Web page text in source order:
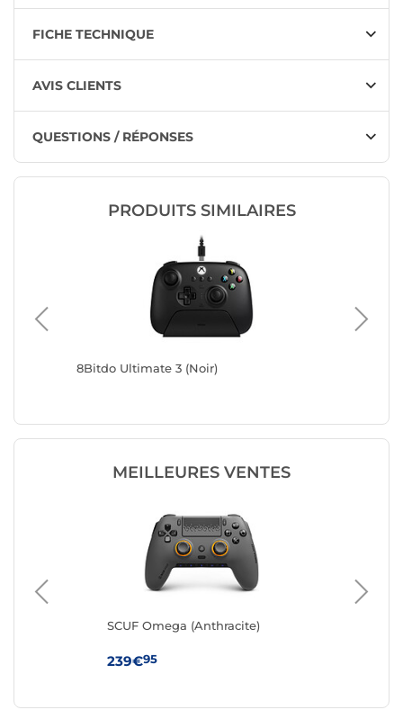
FICHE TECHNIQUE
AVIS CLIENTS
QUESTIONS / RÉPONSES
PRODUITS SIMILAIRES
8Bitdo Ultimate 3 (Noir)
MEILLEURES VENTES
SCUF Omega (Anthracite)
239€95